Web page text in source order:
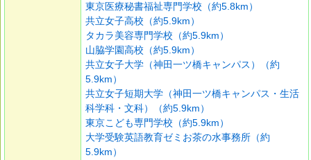
東京医療秘書福祉専門学校（約5.8km）
共立女子高校（約5.9km）
タカラ美容専門学校（約5.9km）
山脇学園高校（約5.9km）
共立女子大学（神田一ツ橋キャンパス）（約
5.9km）
共立女子短期大学（神田一ツ橋キャンパス・生活
科学科・文科）（約5.9km）
東京こども専門学校（約5.9km）
大学受験英語教育ゼミお茶の水事務所（約
5.9km）